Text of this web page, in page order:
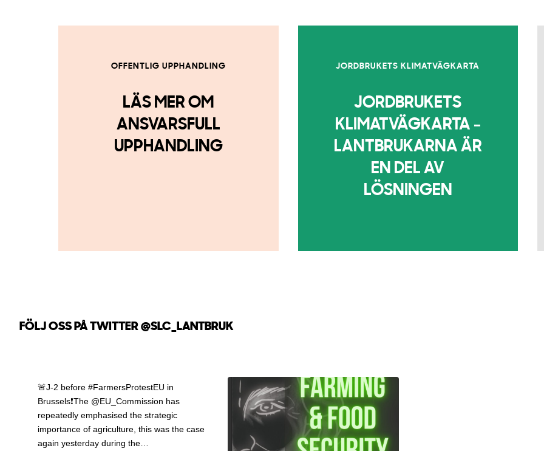
OFFENTLIG UPPHANDLING
LÄS MER OM
ANSVARSFULL
UPPHANDLING
JORDBRUKETS KLIMATVÄGKARTA
JORDBRUKETS
KLIMATVÄGKARTA -
LANTBRUKARNA ÄR
EN DEL AV
LÖSNINGEN
FÖLJ OSS PÅ TWITTER @SLC_LANTBRUK